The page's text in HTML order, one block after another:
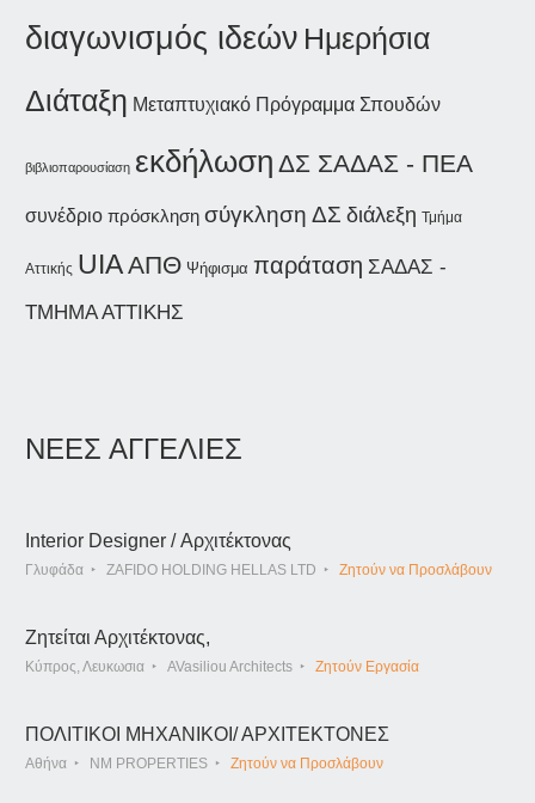
διαγωνισμός ιδεών Ημερήσια
Διάταξη Μεταπτυχιακό Πρόγραμμα Σπουδών
βιβλιοπαρουσίαση εκδήλωση ΔΣ ΣΑΔΑΣ - ΠΕΑ
συνέδριο πρόσκληση σύγκληση ΔΣ διάλεξη Τμήμα
Αττικής UIAΑΠΘ Ψήφισμα παράταση ΣΑΔΑΣ -
ΤΜΗΜΑ ΑΤΤΙΚΗΣ
ΝΕΕΣ ΑΓΓΕΛΙΕΣ
Interior Designer / Αρχιτέκτονας
Γλυφάδα ZAFIDO HOLDING HELLAS LTD Ζητούν να Προσλάβουν
Ζητείται Αρχιτέκτονας,
Κύπρος, Λευκωσια AVasiliou Architects Ζητούν Εργασία
ΠΟΛΙΤΙΚΟΙ ΜΗΧΑΝΙΚΟΙ/ ΑΡΧΙΤΕΚΤΟΝΕΣ
Αθήνα NM PROPERTIES Ζητούν να Προσλάβουν